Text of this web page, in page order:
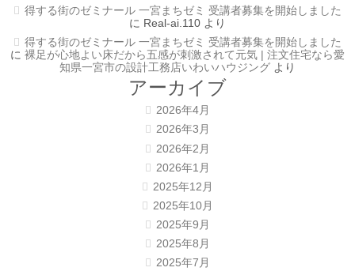
得する街のゼミナール 一宮まちゼミ 受講者募集を開始しました
に Real-ai.110 より
得する街のゼミナール 一宮まちゼミ 受講者募集を開始しました
に 裸足が心地よい床だから五感が刺激されて元気 | 注文住宅なら愛
知県一宮市の設計工務店いわいハウジング より
アーカイブ
2026年4月
2026年3月
2026年2月
2026年1月
2025年12月
2025年10月
2025年9月
2025年8月
2025年7月